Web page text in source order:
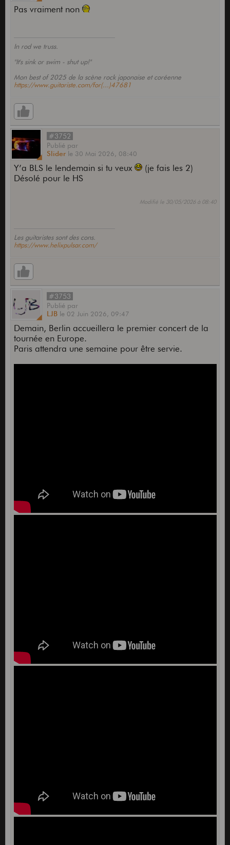
Pas vraiment non
In rod we truss.
"It's sink or swim - shut up!"
Mon best of 2025 de la scène rock japonaise et coréenne
https://www.guitariste.com/for(...)47681
#3752
Publié par
Slider le 30 Mai 2026, 08:40
Y’a BLS le lendemain si tu veux
(je fais les 2)
Désolé pour le HS
Modifié le 30/05/2026 à 08:40
Les guitaristes sont des cons.
https://www.helixpulsar.com/
#3753
Publié par
LJB le 02 Juin 2026, 09:47
Demain, Berlin accueillera le premier concert de la
tournée en Europe.
Paris attendra une semaine pour être servie.